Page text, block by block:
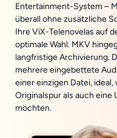
Entertainment-System –
überall ohne zusätzliche
Ihre ViX-Telenovelas auf
optimale Wahl. MKV
langfristige Archivierung.
mehrere eingebettete
einer einzigen Datei,
Originalspur als auch
möchten.